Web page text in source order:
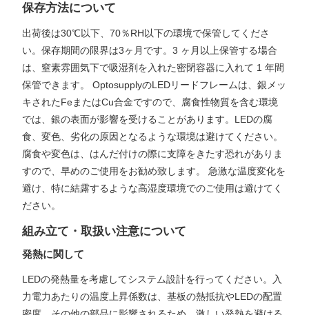
保存方法について
出荷後は30℃以下、70％RH以下の環境で保管してくださ
い。保存期間の限界は3ヶ月です。3 ヶ月以上保管する場合
は、窒素雰囲気下で吸湿剤を入れた密閉容器に入れて 1 年間
保管できます。 OptosupplyのLEDリードフレームは、銀メッ
キされたFeまたはCu合金ですので、腐食性物質を含む環境
では、銀の表面が影響を受けることがあります。LEDの腐
食、変色、劣化の原因となるような環境は避けてください。
腐食や変色は、はんだ付けの際に支障をきたす恐れがありま
すので、早めのご使用をお勧め致します。 急激な温度変化を
避け、特に結露するような高湿度環境でのご使用は避けてく
ださい。
組み立て・取扱い注意について
発熱に関して
LEDの発熱量を考慮してシステム設計を行ってください。入
力電力あたりの温度上昇係数は、基板の熱抵抗やLEDの配置